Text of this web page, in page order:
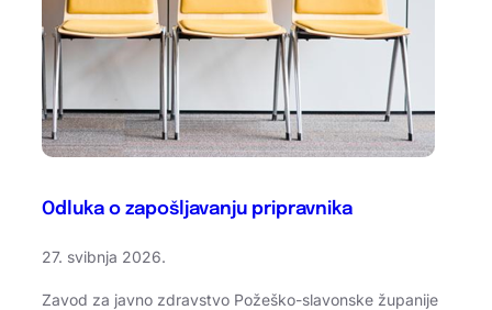
Odluka o zapošljavanju pripravnika
27. svibnja 2026.
Zavod za javno zdravstvo Požeško-slavonske županije